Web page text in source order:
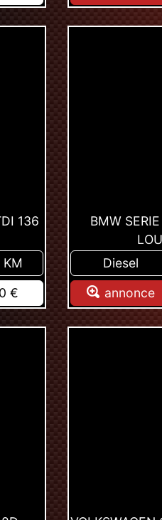
136
€
BMW
Diesel
annonce